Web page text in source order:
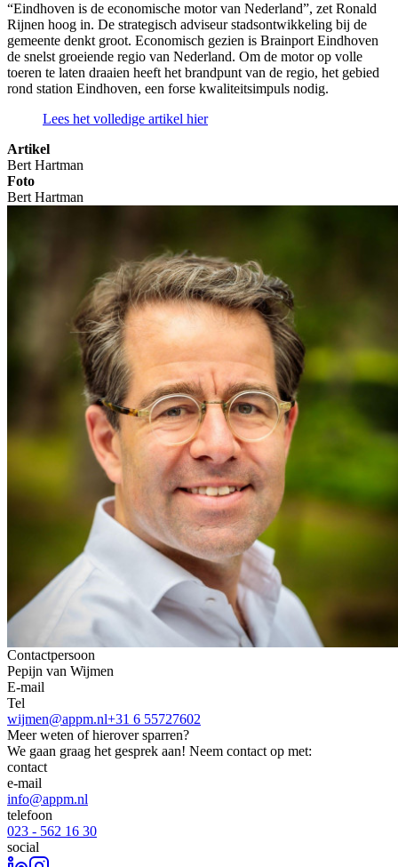
“Eindhoven is de economische motor van Nederland”, zet Ronald
Rijnen hoog in. De strategisch adviseur stadsontwikkeling bij de
gemeente denkt groot. Economisch gezien is Brainport Eindhoven
de snelst groeiende regio van Nederland. Om de motor op volle
toeren te laten draaien heeft het brandpunt van de regio, het gebied
rond station Eindhoven, een forse kwaliteitsimpuls nodig.
Lees het volledige artikel hier
Artikel
Bert Hartman
Foto
Bert Hartman
Contactpersoon
Pepijn van Wijmen
E-mail
Tel
wijmen@appm.nl+31 6 55727602
Meer weten of hierover sparren?
We gaan graag het gesprek aan! Neem contact op met:
contact
e-mail
info@appm.nl
telefoon
023 - 562 16 30
social